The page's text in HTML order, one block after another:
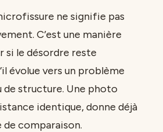
ne signifie pas
C’est une manière
si le désordre reste
évolue vers un problème
de structure. Une photo
identique, donne déjà
de comparaison.